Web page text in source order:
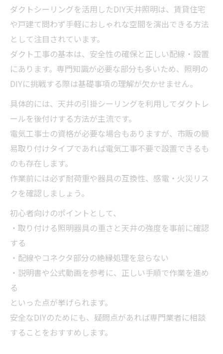
技
ダクトシーリングで自由自在なライト配置
を実現
シーリングライトとダクトレールの活用事
例紹介
入門
ダクトレール用シーリングファンの設置ポ
イント
シーリングライトとダクトレール併用術
ダクト工事でできるシーリングライト併用
の方法
ダクトレールにシーリングライトをつける
コツ
る秘訣
引掛シーリングとダクトレールの併用テク
ダクト工事で失敗しないライト配置の考え
方
賃貸でも安心ダクトレール設置ポイント
ダクトシーリングを活用したDIY天井照明は、賃貸住宅
や戸建て問わず手軽におしゃれな空間を演出できる方法
として注目されています。
ダクト工事の基本は、安全性の確保と正しい配線・設置
にあります。専門知識が必要な部分も多いため、照明の
DIYに挑戦する際は基礎事項の理解が欠かせません。
具体的には、天井の引掛シーリングを利用してダクトレ
ールを後付けする方法が主流です。
電気工事士の資格が必要な場合もありますが、市販の簡
易取り付けタイプであれば電気工事不要で設置できるも
のも存在します。
作業前には必ず耐荷重や器具の互換性、感電・火災リス
クを確認しましょう。
初心者向けのポイントとして、
・取り付ける照明器具の重さと天井の強度を事前に確認
する
・配線やコネクタ部分の絶縁処理を怠らない
・説明書や公式動画を参考に、正しい手順で作業を進め
る
といった点が挙げられます。
安全なDIYのためにも、疑問点があれば専門業者に相談
することをおすすめします。